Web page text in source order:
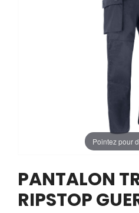
Pointez pour
PANTALON
RIPSTOP